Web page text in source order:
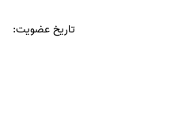
تاریخ عضویت: